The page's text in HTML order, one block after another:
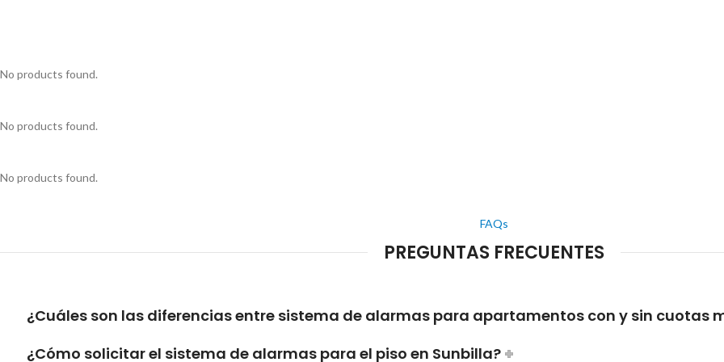
No products found.
No products found.
No products found.
FAQs
PREGUNTAS FRECUENTES
¿Cuáles son las diferencias entre sistema de alarmas para apartamentos con y sin cuotas
¿Cómo solicitar el sistema de alarmas para el piso en Sunbilla?